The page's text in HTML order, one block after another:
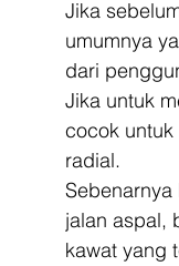
Jika
umumnya
dari
Jika untuk
cocok
radial.
jalan aspal,
kawat yang